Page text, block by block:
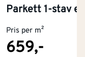
Parkett 1-stav
Pris per m²
659,-